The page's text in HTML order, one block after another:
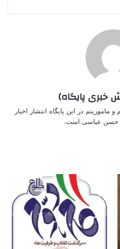
خبری پایگاه)
ماموریتم در این پایگاه انتشار اخبار
حسن عباسی است.